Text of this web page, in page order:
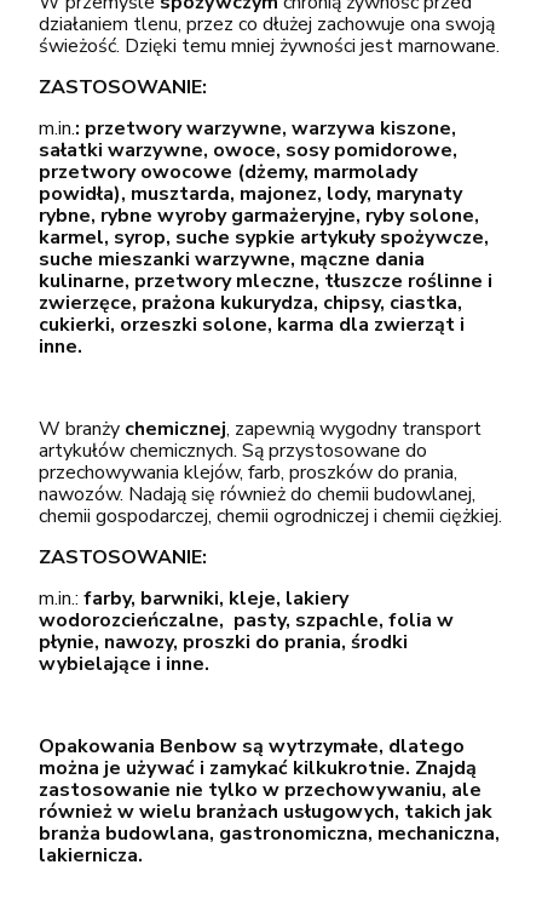
działaniem tlenu, przez co dłużej zachowuje ona swoją
świeżość. Dzięki temu mniej żywności jest marnowane.
ZASTOSOWANIE:
m.in.: przetwory warzywne, warzywa kiszone,
sałatki warzywne, owoce, sosy pomidorowe,
przetwory owocowe (dżemy, marmolady
powidła), musztarda, majonez, lody, marynaty
rybne, rybne wyroby garmażeryjne, ryby solone,
karmel, syrop, suche sypkie artykuły spożywcze,
suche mieszanki warzywne, mączne dania
kulinarne, przetwory mleczne, tłuszcze roślinne i
zwierzęce, prażona kukurydza, chipsy, ciastka,
cukierki, orzeszki solone, karma dla zwierząt i
inne.
W branży chemicznej, zapewnią wygodny transport
artykułów chemicznych. Są przystosowane do
przechowywania klejów, farb, proszków do prania,
nawozów. Nadają się również do chemii budowlanej,
chemii gospodarczej, chemii ogrodniczej i chemii ciężkiej.
ZASTOSOWANIE:
m.in.: farby, barwniki, kleje, lakiery
wodorozcieńczalne, pasty, szpachle, folia w
płynie, nawozy, proszki do prania, środki
wybielające i inne.
Opakowania Benbow są wytrzymałe, dlatego
można je używać i zamykać kilkukrotnie. Znajdą
zastosowanie nie tylko w przechowywaniu, ale
również w wielu branżach usługowych, takich jak
branża budowlana, gastronomiczna, mechaniczna,
lakiernicza.